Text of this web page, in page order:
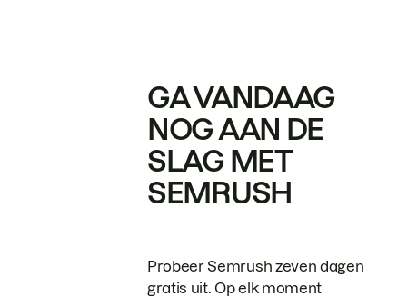
GA VANDAAG
NOG AAN DE
SLAG MET
SEMRUSH
Probeer Semrush zeven dagen
gratis uit. Op elk moment